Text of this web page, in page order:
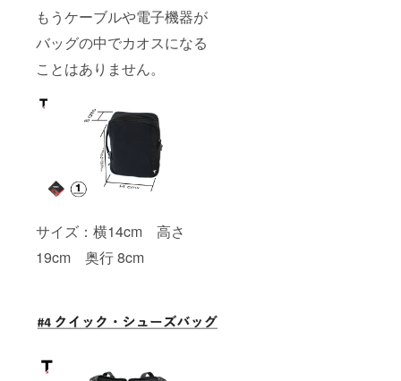
もうケーブルや電子機器が
バッグの中でカオスになる
ことはありません。
サイズ：横14cm 高さ
19cm 奥行 8cm